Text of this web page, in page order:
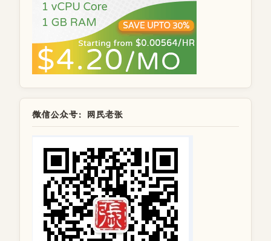
微信公众号：网民老张